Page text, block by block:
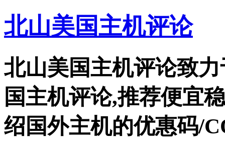
北山美国主机评论
北山美国主机评论致
国主机评论,推荐便宜
绍国外主机的优惠码/